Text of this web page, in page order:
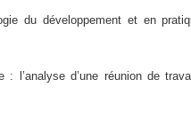
du développement et en
l’analyse d’une réunion de